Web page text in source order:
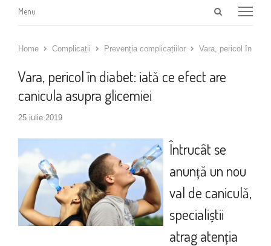
Open
Menu
Menu
Home Complicații Prevenția complicațiilor Vara, pericol în
Vara, pericol în diabet: iată ce efect are
canicula asupra glicemiei
25 iulie 2019
Întrucât se
anunță un nou
val de caniculă,
specialiștii
atrag atenția